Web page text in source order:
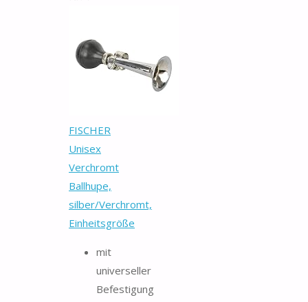
FISCHER
Unisex
Verchromt
Ballhupe,
silber/Verchromt,
Einheitsgröße
mit
universeller
Befestigung